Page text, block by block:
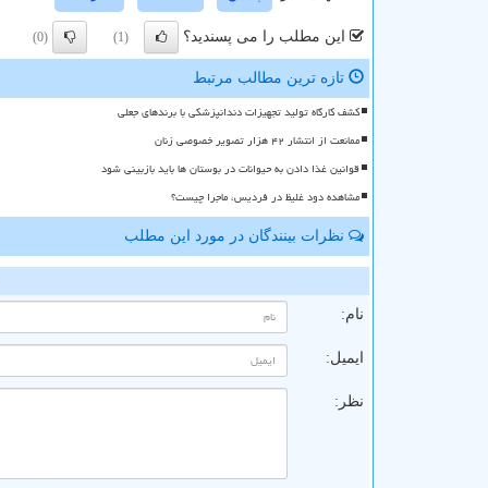
این مطلب را می پسندید؟ (1)
(0)
تازه ترین مطالب مرتبط
کشف کارگاه تولید تجهیزات دندانپزشکی با برندهای جعلی
ممانعت از انتشار ۴۲ هزار تصویر خصوصی زنان
قوانین غذا دادن به حیوانات در بوستان ها باید بازبینی شود
مشاهده دود غلیظ در فردیس، ماجرا چیست؟
نظرات بینندگان در مورد این مطلب
نام:
ایمیل:
نظر: